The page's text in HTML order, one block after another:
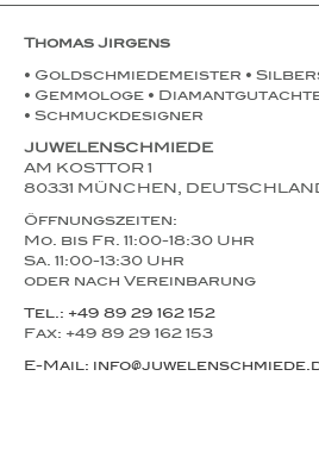
Thomas Jirgens
• Goldschmiedemeister •
• Gemmologe •
• Schmuckdesigner
JUWELENSCHMIEDE
AM KOSTTOR 1
80331 MÜNCHEN,
Öffnungszeiten:
Mo. bis Fr. 11:00-18:30 Uhr
Sa. 11:00-13:30 Uhr
oder nach Vereinbarung
Tel.: +49 89 29 162 152
Fax: +49 89 29 162 153
E-Mail: